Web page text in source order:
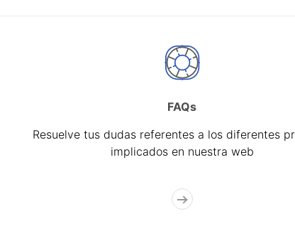
FAQs
Resuelve tus dudas referentes a los diferentes
implicados en nuestra web